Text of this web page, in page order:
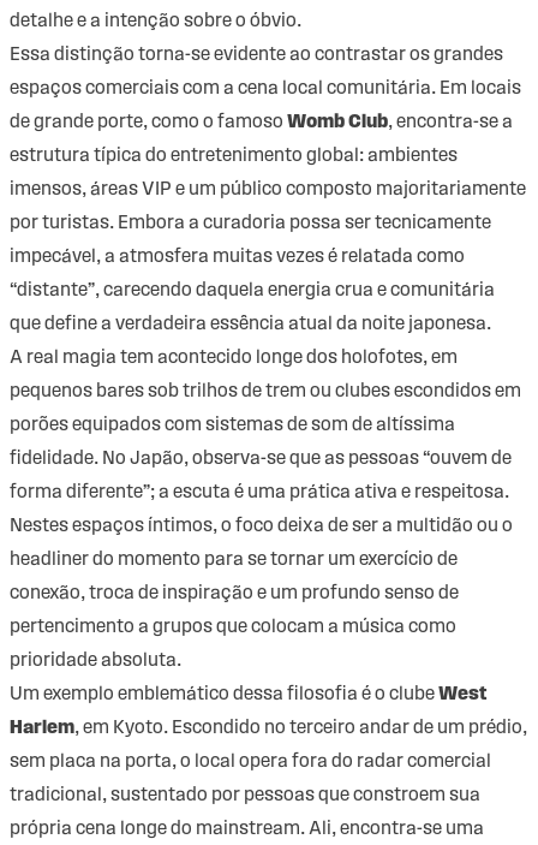
detalhe e a intenção sobre o óbvio.
Essa distinção torna-se evidente ao contrastar os grandes
espaços comerciais com a cena local comunitária. Em locais
de grande porte, como o famoso Womb Club, encontra-se a
estrutura típica do entretenimento global: ambientes
imensos, áreas VIP e um público composto majoritariamente
por turistas. Embora a curadoria possa ser tecnicamente
impecável, a atmosfera muitas vezes é relatada como
“distante”, carecendo daquela energia crua e comunitária
que define a verdadeira essência atual da noite japonesa.
A real magia tem acontecido longe dos holofotes, em
pequenos bares sob trilhos de trem ou clubes escondidos em
porões equipados com sistemas de som de altíssima
fidelidade. No Japão, observa-se que as pessoas “ouvem de
forma diferente”; a escuta é uma prática ativa e respeitosa.
Nestes espaços íntimos, o foco deixa de ser a multidão ou o
headliner do momento para se tornar um exercício de
conexão, troca de inspiração e um profundo senso de
pertencimento a grupos que colocam a música como
prioridade absoluta.
Um exemplo emblemático dessa filosofia é o clubeWest
Harlem, em Kyoto. Escondido no terceiro andar de um prédio,
sem placa na porta, o local opera fora do radar comercial
tradicional, sustentado por pessoas que constroem sua
própria cena longe do mainstream. Ali, encontra-se uma